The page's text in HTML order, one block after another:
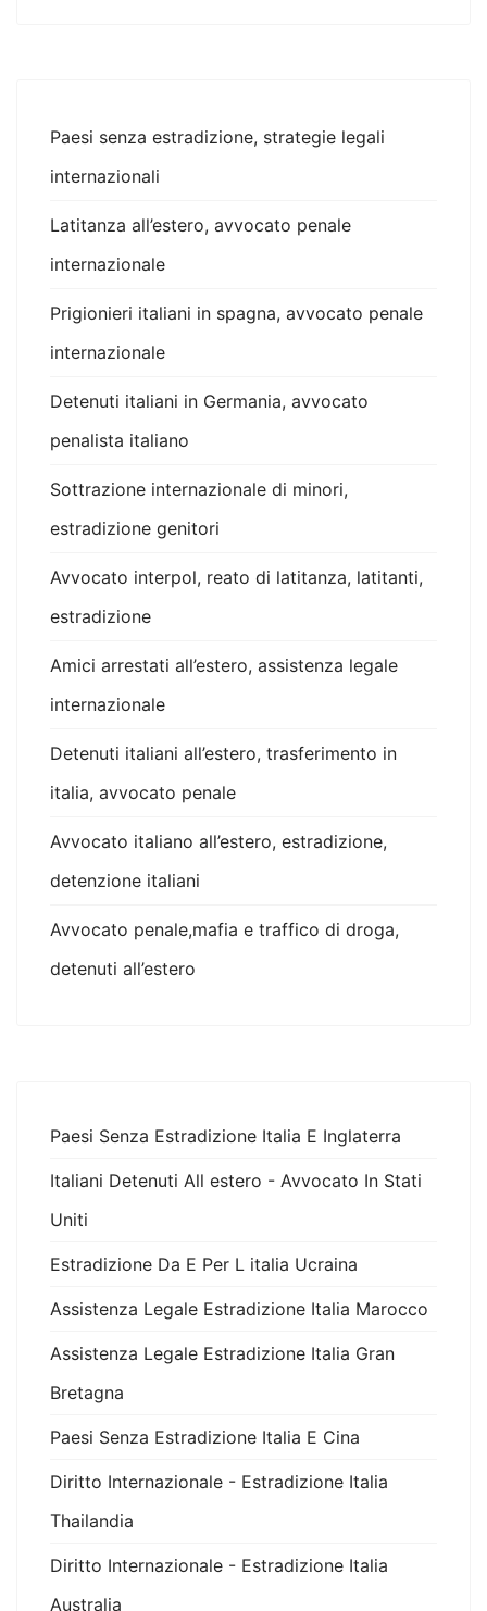
Paesi senza estradizione, strategie legali
internazionali
Latitanza all’estero, avvocato penale
internazionale
Prigionieri italiani in spagna, avvocato penale
internazionale
Detenuti italiani in Germania, avvocato
penalista italiano
Sottrazione internazionale di minori,
estradizione genitori
Avvocato interpol, reato di latitanza, latitanti,
estradizione
Amici arrestati all’estero, assistenza legale
internazionale
Detenuti italiani all’estero, trasferimento in
italia, avvocato penale
Avvocato italiano all’estero, estradizione,
detenzione italiani
Avvocato penale,mafia e traffico di droga,
detenuti all’estero
Paesi Senza Estradizione Italia E Inglaterra
Italiani Detenuti All estero - Avvocato In Stati
Uniti
Estradizione Da E Per L italia Ucraina
Assistenza Legale Estradizione Italia Marocco
Assistenza Legale Estradizione Italia Gran
Bretagna
Paesi Senza Estradizione Italia E Cina
Diritto Internazionale - Estradizione Italia
Thailandia
Diritto Internazionale - Estradizione Italia
Australia